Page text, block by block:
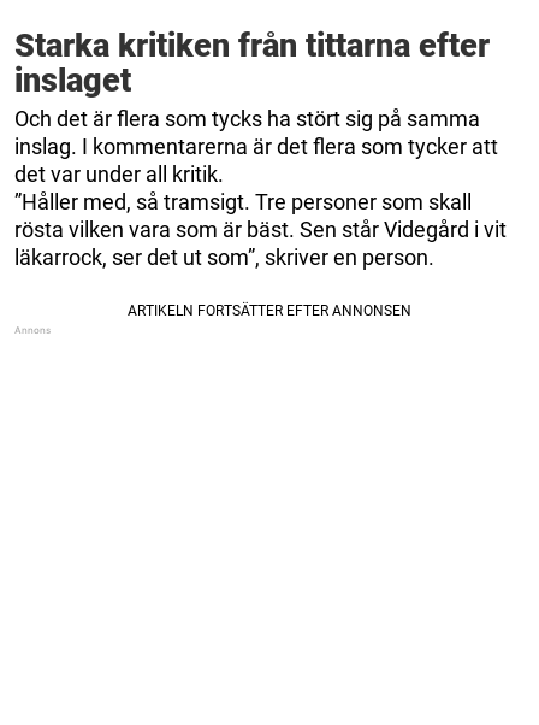
Starka kritiken från tittarna efter
inslaget
Och det är flera som tycks ha stört sig på samma
inslag. I kommentarerna är det flera som tycker att
det var under all kritik.
”Håller med, så tramsigt. Tre personer som skall
rösta vilken vara som är bäst. Sen står Videgård i vit
läkarrock, ser det ut som”, skriver en person.